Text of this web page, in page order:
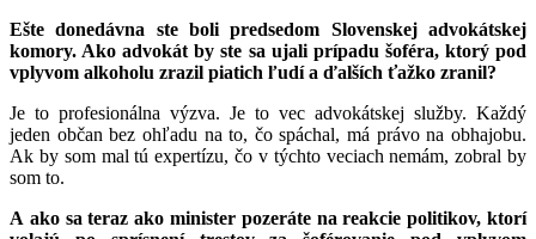
Ešte donedávna ste boli predsedom Slovenskej advokátskej
komory. Ako advokát by ste sa ujali prípadu šoféra, ktorý pod
vplyvom alkoholu zrazil piatich ľudí a ďalších ťažko zranil?
Je to profesionálna výzva. Je to vec advokátskej služby. Každý
jeden občan bez ohľadu na to, čo spáchal, má právo na obhajobu.
Ak by som mal tú expertízu, čo v týchto veciach nemám, zobral by
som to.
A ako sa teraz ako minister pozeráte na reakcie politikov, ktorí